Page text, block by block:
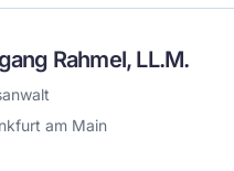
Rahmel, LL.M.
am Main